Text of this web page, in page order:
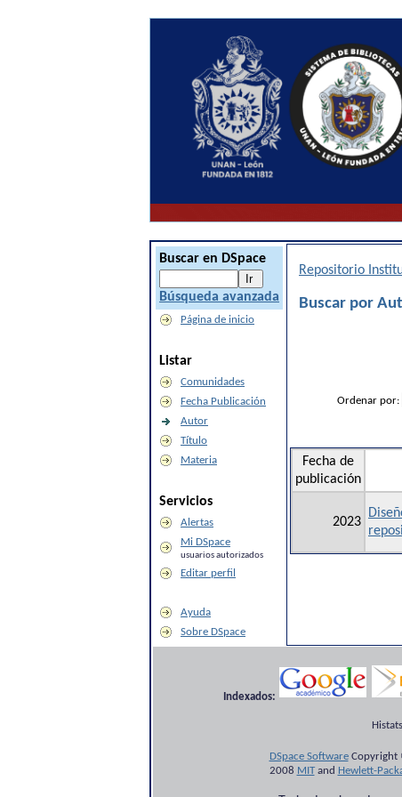
Buscar en DSpace
Búsqueda avanzada
Página de inicio
Listar
Comunidades
Fecha Publicación
Autor
Título
Materia
Servicios
Alertas
Mi DSpace
usuarios autorizados
Editar perfil
Ayuda
Sobre DSpace
Repositorio
Buscar por
Ordenar por:
Fecha de
publicación
2023
Indexados:
DSpace SoftwareCopyright
2008 MITand Hewlett-